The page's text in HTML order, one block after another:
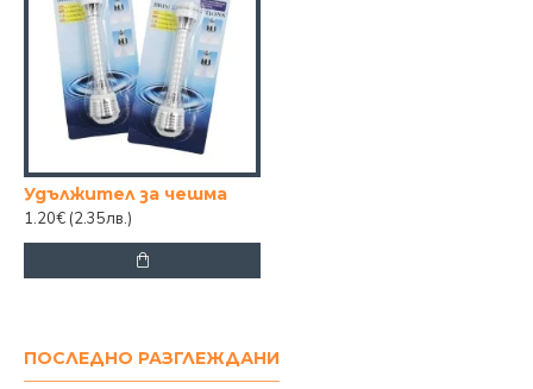
Удължител за чешма
1.20€ (2.35лв.)
ПОСЛЕДНО РАЗГЛЕЖДАНИ